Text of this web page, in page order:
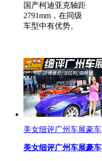
国产柯迪亚克轴距
2791mm，在同级
车型中有优势。
美女细评广州车展豪车
美女细评广州车展豪车